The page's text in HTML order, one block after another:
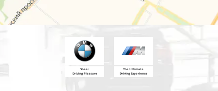
Sheer
Driving Pleasure
The Ultimate
Driving Experience